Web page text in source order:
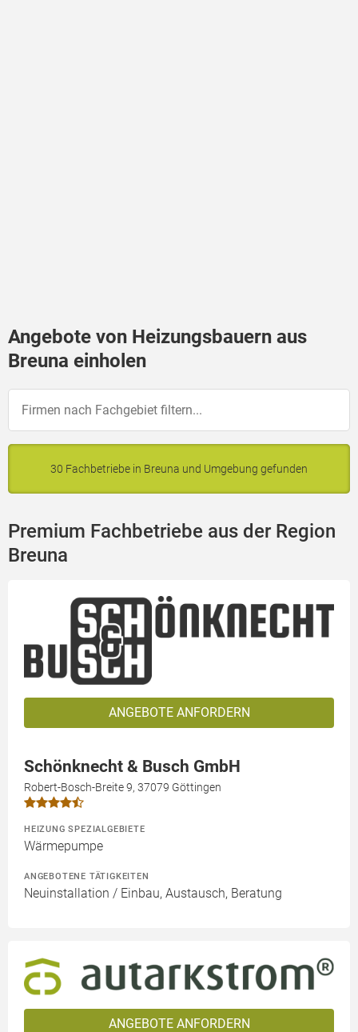
Angebote von Heizungsbauern aus
Breuna einholen
30 Fachbetriebe in Breuna und Umgebung gefunden
Premium Fachbetriebe aus der Region
Breuna
ANGEBOTE ANFORDERN
Schönknecht & Busch GmbH
Robert-Bosch-Breite 9, 37079 Göttingen
HEIZUNG SPEZIALGEBIETE
Wärmepumpe
ANGEBOTENE TÄTIGKEITEN
Neuinstallation / Einbau, Austausch, Beratung
ANGEBOTE ANFORDERN